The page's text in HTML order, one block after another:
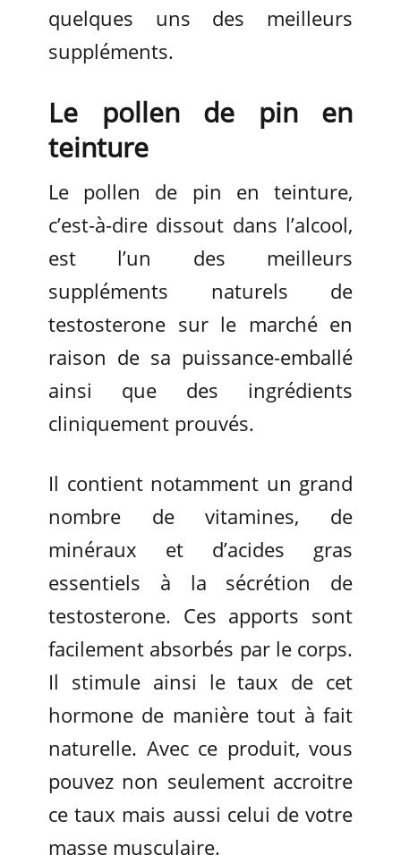
quelques uns des meilleurs
suppléments.
Le pollen de pin en
teinture
Le pollen de pin en teinture,
c’est-à-dire dissout dans l’alcool,
est l’un des meilleurs
suppléments naturels de
testosterone sur le marché en
raison de sa puissance-emballé
ainsi que des ingrédients
cliniquement prouvés.
Il contient notamment un grand
nombre de vitamines, de
minéraux et d’acides gras
essentiels à la sécrétion de
testosterone. Ces apports sont
facilement absorbés par le corps.
Il stimule ainsi le taux de cet
hormone de manière tout à fait
naturelle. Avec ce produit, vous
pouvez non seulement accroitre
ce taux mais aussi celui de votre
masse musculaire.